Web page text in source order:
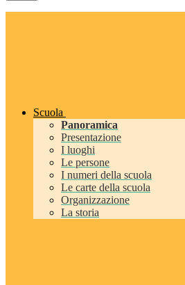
Scuola
Panoramica
Presentazione
I luoghi
Le persone
I numeri della scuola
Le carte della scuola
Organizzazione
La storia